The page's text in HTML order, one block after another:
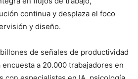
continua y desplaza el foco
y diseño.
de señales de productividad
a 20.000 trabajadores en